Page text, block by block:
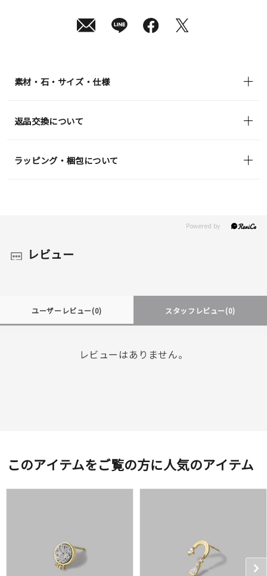
素材・石・サイズ・仕様
返品交換について
ラッピング・梱包について
レビュー
ユーザーレビュー(0) スタッフレビュー(0)
レビューはありません。
このアイテムをご覧の方に人気のアイテム